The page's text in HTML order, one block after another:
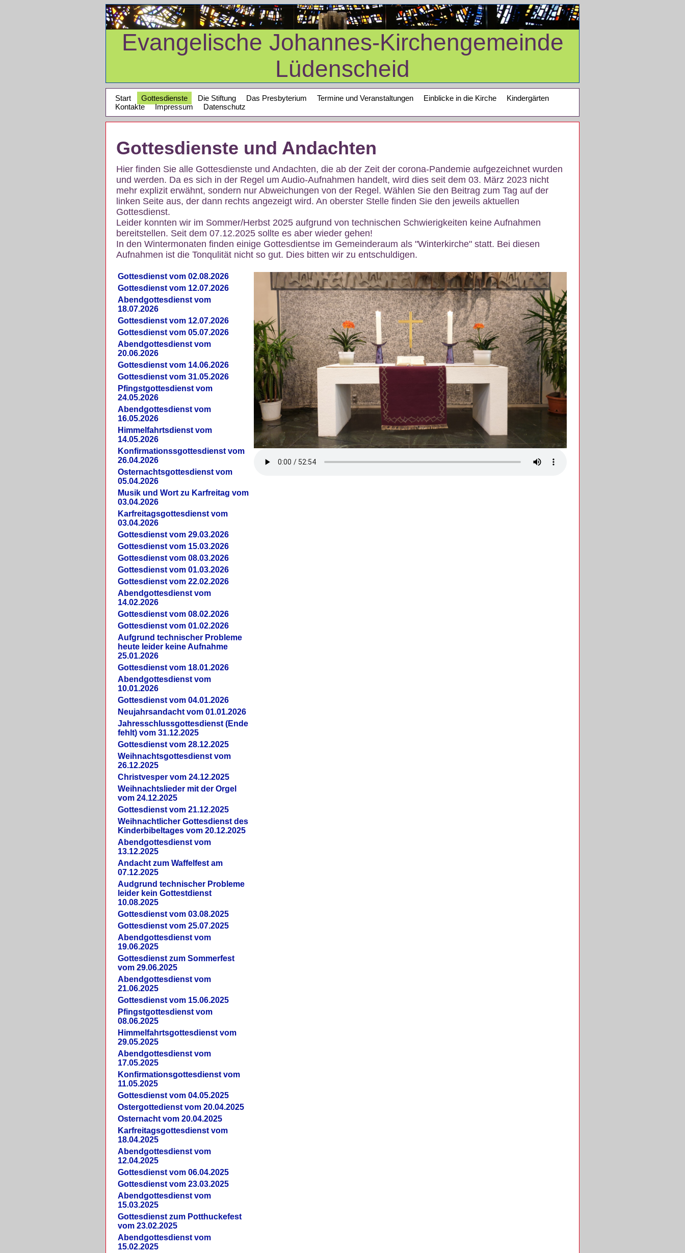
Evangelische Johannes-Kirchengemeinde
Lüdenscheid
Start Gottesdienste Die Stiftung Das Presbyterium Termine und Veranstaltungen Einblicke in die Kirche
Kindergärten
Kontakte
Impressum Datenschutz
Gottesdienste und Andachten
Hier finden Sie alle Gottesdienste und Andachten, die ab der Zeit der corona-Pandemie aufgezeichnet wurden
und werden. Da es sich in der Regel um Audio-Aufnahmen handelt, wird dies seit dem 03. März 2023 nicht
mehr explizit erwähnt, sondern nur Abweichungen von der Regel. Wählen Sie den Beitrag zum Tag auf der
linken Seite aus, der dann rechts angezeigt wird. An oberster Stelle finden Sie den jeweils aktuellen
Gottesdienst.
Leider konnten wir im Sommer/Herbst 2025 aufgrund von technischen Schwierigkeiten keine Aufnahmen
bereitstellen. Seit dem 07.12.2025 sollte es aber wieder gehen!
In den Wintermonaten finden einige Gottesdientse im Gemeinderaum als "Winterkirche" statt. Bei diesen
Aufnahmen ist die Tonqulität nicht so gut. Dies bitten wir zu entschuldigen.
Gottesdienst vom 02.08.2026
Gottesdienst vom 12.07.2026
Abendgottesdienst vom
18.07.2026
Gottesdienst vom 12.07.2026
Gottesdienst vom 05.07.2026
Abendgottesdienst vom
20.06.2026
Gottesdienst vom 14.06.2026
Gottesdienst vom 31.05.2026
Pfingstgottesdienst vom
24.05.2026
Abendgottesdienst vom
16.05.2026
Himmelfahrtsdienst vom
14.05.2026
Konfirmationssgottesdienst vom
26.04.2026
Osternachtsgottesdienst vom
05.04.2026
Musik und Wort zu Karfreitag vom
03.04.2026
Karfreitagsgottesdienst vom
03.04.2026
Gottesdienst vom 29.03.2026
Gottesdienst vom 15.03.2026
Gottesdienst vom 08.03.2026
Gottesdienst vom 01.03.2026
Gottesdienst vom 22.02.2026
Abendgottesdienst vom
14.02.2026
Gottesdienst vom 08.02.2026
Gottesdienst vom 01.02.2026
Aufgrund technischer Probleme
heute leider keine Aufnahme
25.01.2026
Gottesdienst vom 18.01.2026
Abendgottesdienst vom
10.01.2026
Gottesdienst vom 04.01.2026
Neujahrsandacht vom 01.01.2026
Jahresschlussgottesdienst (Ende
fehlt) vom 31.12.2025
Gottesdienst vom 28.12.2025
Weihnachtsgottesdienst vom
26.12.2025
Christvesper vom 24.12.2025
Weihnachtslieder mit der Orgel
vom 24.12.2025
Gottesdienst vom 21.12.2025
Weihnachtlicher Gottesdienst des
Kinderbibeltages vom 20.12.2025
Abendgottesdienst vom
13.12.2025
Andacht zum Waffelfest am
07.12.2025
Audgrund technischer Probleme
leider kein Gottestdienst
10.08.2025
Gottesdienst vom 03.08.2025
Gottesdienst vom 25.07.2025
Abendgottesdienst vom
19.06.2025
Gottesdienst zum Sommerfest
vom 29.06.2025
Abendgottesdienst vom
21.06.2025
Gottesdienst vom 15.06.2025
Pfingstgottesdienst vom
08.06.2025
Himmelfahrtsgottesdienst vom
29.05.2025
Abendgottesdienst vom
17.05.2025
Konfirmationsgottesdienst vom
11.05.2025
Gottesdienst vom 04.05.2025
Ostergottedienst vom 20.04.2025
Osternacht vom 20.04.2025
Karfreitagsgottesdienst vom
18.04.2025
Abendgottesdienst vom
12.04.2025
Gottesdienst vom 06.04.2025
Gottesdienst vom 23.03.2025
Abendgottesdienst vom
15.03.2025
Gottesdienst zum Potthuckefest
vom 23.02.2025
Abendgottesdienst vom
15.02.2025